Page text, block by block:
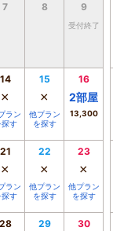
7 8 9
受付終了
14
×
ラン
探す
15
×
他プラン
を探す
16
2部屋
13,300
21
×
ラン
探す
22
×
他プラン
を探す
23
×
他プラン
を探す
28 29 30